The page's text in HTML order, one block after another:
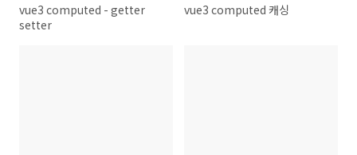
vue3 computed - getter
setter
vue3 computed 캐싱